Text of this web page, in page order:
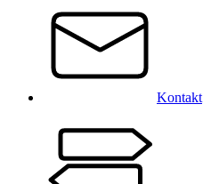
Kontakt